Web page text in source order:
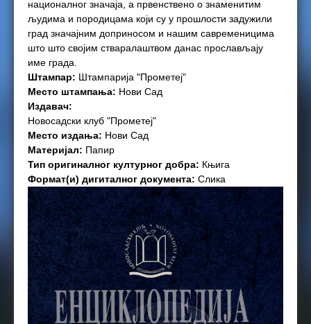
националног значаја, а првенствено о знаменитим
људима и породицама који су у прошлости задужили
град значајним доприносом и нашим савременицима
што што својим стваралаштвом данас прослављају
име града.
Штампар: Штампарија "Прометеј"
Место штампања: Нови Сад
Издавач:
Новосадски клуб "Прометеј"
Место издања: Нови Сад
Материјал: Папир
Тип оригиналног културног добра: Књига
Формат(и) дигиталног документа: Слика